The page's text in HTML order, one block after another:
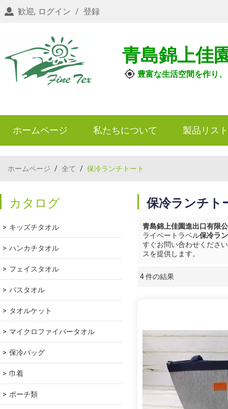
歓迎, ログイン / 登録
青島錦上佳
豊富な生活空間を作り
ホームページ 私たちについて 製品リスト
ホームページ / 全て / 保冷ランチトート
カタログ
キッズチタオル
ハンカチタオル
フェイスタオル
バスタオル
タオルケット
マイクロファイバータオル
保冷バッグ
巾着
ポーチ類
保冷ランチト
青島錦上佳園進出口有限
ライベートラベル保冷ラ
すぐお問い合わせくださ
スを提供します。
4 件の結果
ショーケース